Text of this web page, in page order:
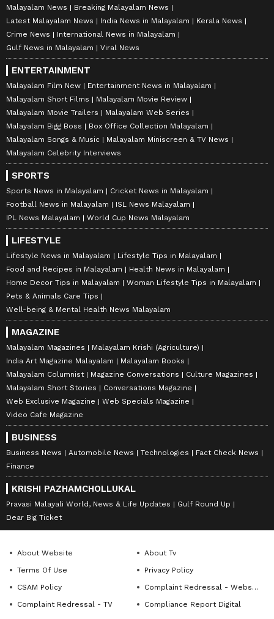
Malayalam News
Breaking Malayalam News
Latest Malayalam News
India News in Malayalam
Kerala News
Crime News
International News in Malayalam
Gulf News in Malayalam
Viral News
ENTERTAINMENT
Malayalam Film New
Entertainment News in Malayalam
Malayalam Short Films
Malayalam Movie Review
Malayalam Movie Trailers
Malayalam Web Series
Malayalam Bigg Boss
Box Office Collection Malayalam
Malayalam Songs & Music
Malayalam Miniscreen & TV News
Malayalam Celebrity Interviews
SPORTS
Sports News in Malayalam
Cricket News in Malayalam
Football News in Malayalam
ISL News Malayalam
IPL News Malayalam
World Cup News Malayalam
LIFESTYLE
Lifestyle News in Malayalam
Lifestyle Tips in Malayalam
Food and Recipes in Malayalam
Health News in Malayalam
Home Decor Tips in Malayalam
Woman Lifestyle Tips in Malayalam
Pets & Animals Care Tips
Well-being & Mental Health News Malayalam
MAGAZINE
Malayalam Magazines
Malayalam Krishi (Agriculture)
India Art Magazine Malayalam
Malayalam Books
Malayalam Columnist
Magazine Conversations
Culture Magazines
Malayalam Short Stories
Conversations Magazine
Web Exclusive Magazine
Web Specials Magazine
Video Cafe Magazine
BUSINESS
Business News Automobile News Technologies
Fact Check News
Finance
KRISHI PAZHAMCHOLLUKAL
Pravasi Malayali World, News & Life Updates
Gulf Round Up
Dear Big Ticket
About Website
About Tv
Terms Of Use
Privacy Policy
CSAM Policy
Complaint Redressal - Website
Complaint Redressal - TV
Compliance Report Digital